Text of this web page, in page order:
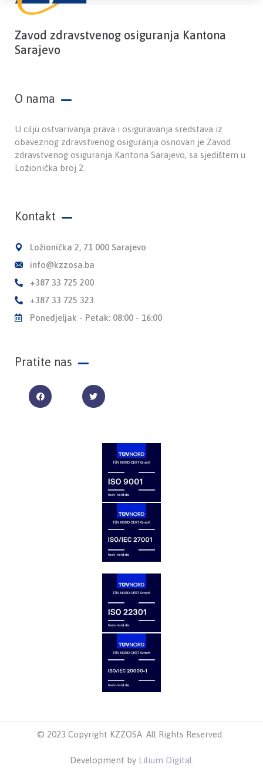
Zavod zdravstvenog osiguranja Kantona
Sarajevo
O nama
U cilju ostvarivanja prava i osiguravanja sredstava iz
obaveznog zdravstvenog osiguranja osnovan je Zavod
zdravstvenog osiguranja Kantona Sarajevo, sa sjedištem u
Ložionička broj 2.
Kontakt
Ložionička 2, 71 000 Sarajevo
info@kzzosa.ba
+387 33 725 200
+387 33 725 323
Ponedjeljak - Petak: 08:00 - 16:00
Pratite nas
© 2023 Copyright KZZOSA. All Rights Reserved.
Development by Lilium Digital